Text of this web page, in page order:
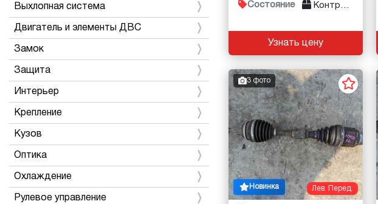
Выхлопная система
Двигатель и элементы ДВС
Замок
Защита
Интерьер
Крепление
Кузов
Оптика
Охлаждение
Рулевое управление
Состояние
Контракт
Узнать цену
Лев. Перед.
3 фото
Новинка